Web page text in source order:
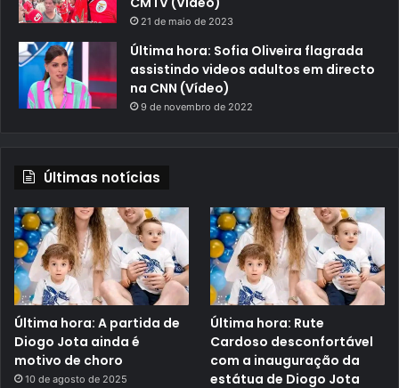
21 de maio de 2023
Última hora: Sofia Oliveira flagrada
assistindo videos adultos em directo
na CNN (Vídeo)
9 de novembro de 2022
Últimas notícias
Última hora: A partida de
Diogo Jota ainda é
motivo de choro
10 de agosto de 2025
Última hora: Rute
Cardoso desconfortável
com a inauguração da
estátua de Diogo Jota